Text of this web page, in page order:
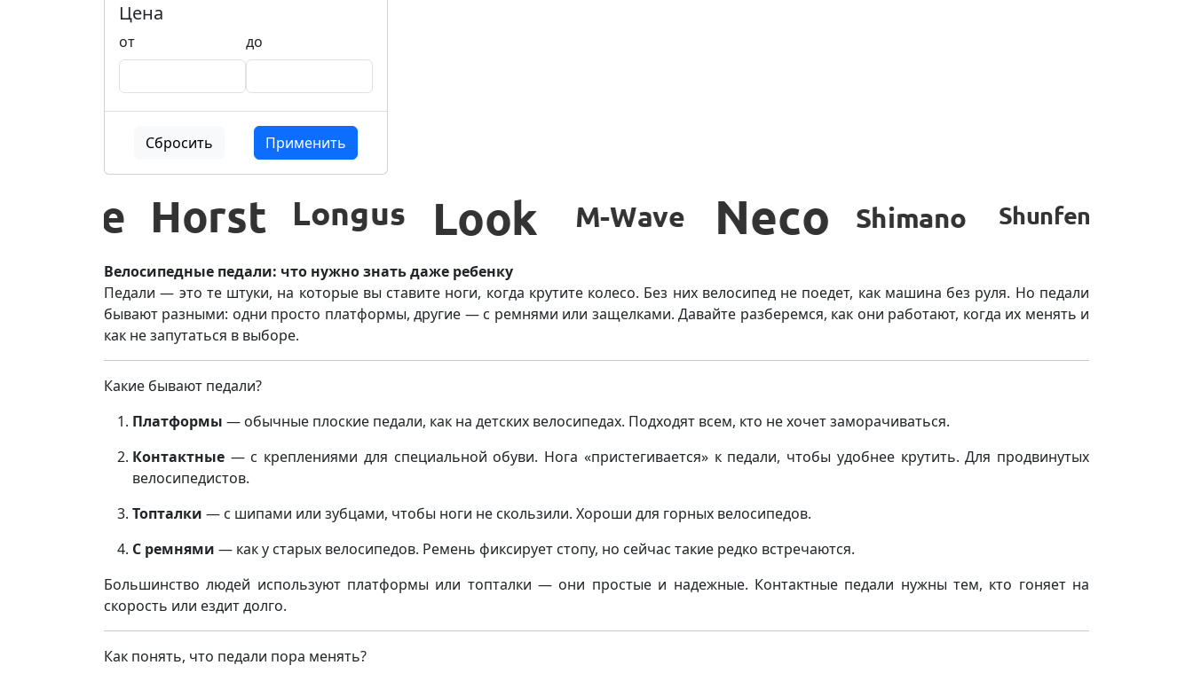
Цена
от до
Сбросить Применить
Велосипедные педали: что нужно знать даже ребенку
Педали — это те штуки, на которые вы ставите ноги, когда крутите колесо. Без них велосипед не поедет, как машина без руля. Но педали
бывают разными: одни просто платформы, другие — с ремнями или защелками. Давайте разберемся, как они работают, когда их менять и
как не запутаться в выборе.
Какие бывают педали?
Платформы — обычные плоские педали, как на детских велосипедах. Подходят всем, кто не хочет заморачиваться.
Контактные — с креплениями для специальной обуви. Нога «пристегивается» к педали, чтобы удобнее крутить. Для продвинутых
велосипедистов.
Топталки — с шипами или зубцами, чтобы ноги не скользили. Хороши для горных велосипедов.
С ремнями — как у старых велосипедов. Ремень фиксирует стопу, но сейчас такие редко встречаются.
Большинство людей используют платформы или топталки — они простые и надежные. Контактные педали нужны тем, кто гоняет на
скорость или ездит долго.
Как понять, что педали пора менять?